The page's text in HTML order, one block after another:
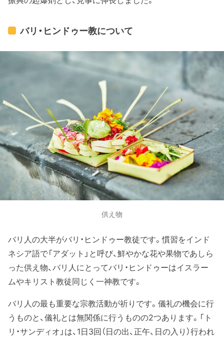
バリ・ヒンドゥー教について
供え物
バリ人の大半がバリ・ヒンドゥー教徒です。慣習をインド
ネシア語で「アダット」と呼び、鮮やかな花や果物であしら
った供え物、バリ人にとってバリ・ヒンドゥーはイスラー
ムやキリスト教徒同じく一神教です。
バリ人の最も重要な宗教活動が祈りです。儀礼の機会に行
うものと、儀礼とは無関係に行うものの2つあります。「ト
リ・サンディオ」は、1日3回（日の出、正午、日の入り）行われ